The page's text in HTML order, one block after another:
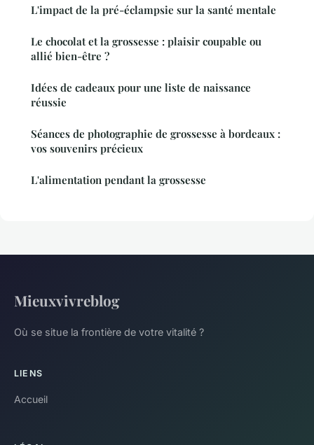
L'impact de la pré-éclampsie sur la santé mentale
Le chocolat et la grossesse : plaisir coupable ou
allié bien-être ?
Idées de cadeaux pour une liste de naissance
réussie
Séances de photographie de grossesse à bordeaux :
vos souvenirs précieux
L'alimentation pendant la grossesse
Mieuxvivreblog
Où se situe la frontière de votre vitalité ?
LIENS
Accueil